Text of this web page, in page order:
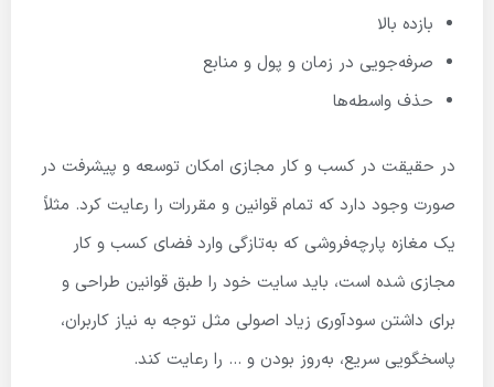
بازده بالا
صرفه‌جویی در زمان و پول و منابع
حذف واسطه‌ها
در حقیقت در کسب و کار مجازی امکان توسعه و پیشرفت در
صورت وجود دارد که تمام قوانین و مقررات را رعایت کرد. مثلاً
یک مغازه پارچه‌فروشی که به‌تازگی وارد فضای کسب و کار
مجازی شده است، باید سایت خود را طبق قوانین طراحی و
برای داشتن سودآوری زیاد اصولی مثل توجه به نیاز کاربران،
پاسخگویی سریع، به‌روز بودن و … را رعایت کند.